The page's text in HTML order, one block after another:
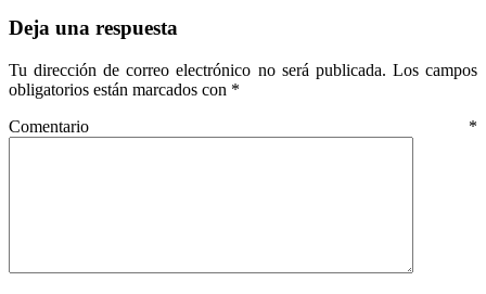
Deja una respuesta
Tu dirección de correo electrónico no será publicada. Los campos
obligatorios están marcados con *
Comentario *